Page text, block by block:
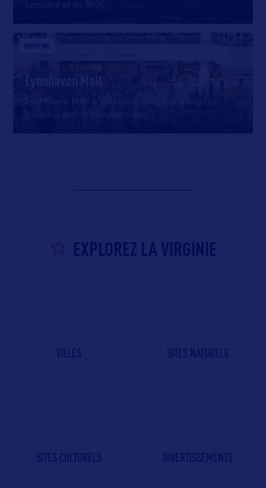
semaine et de 8h30
SHOPPING
Lynnhaven Mall
Lynnhaven Mall à Virginia Beach, l’un des plus
grands centres commerciaux
EXPLOREZ LA VIRGINIE
VILLES SITES NATURELS
SITES CULTURELS DIVERTISSEMENTS